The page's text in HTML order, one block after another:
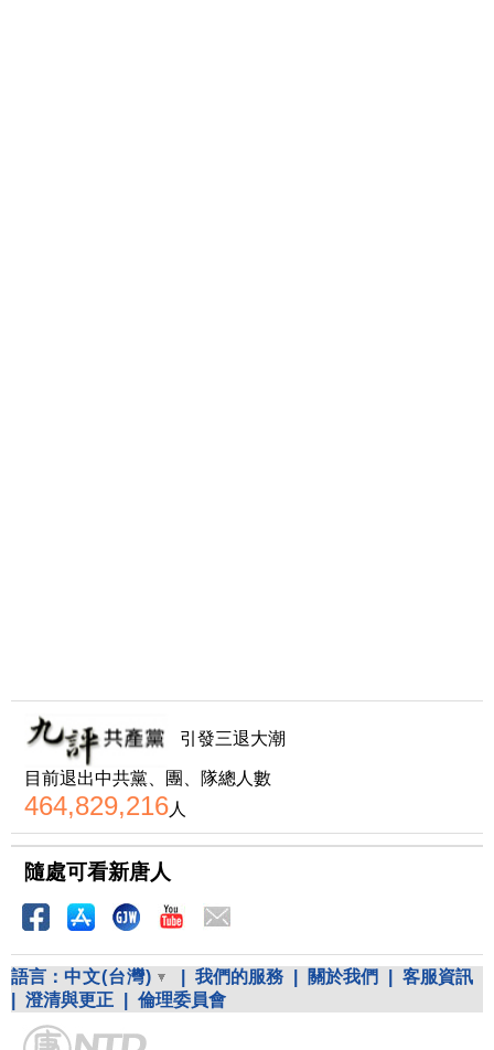
引發三退大潮
目前退出中共黨、團、隊總人數
464,829,216人
隨處可看新唐人
語言： 中文(台灣) 我們的服務 關於我們
客服資訊
澄清與更正 倫理委員會